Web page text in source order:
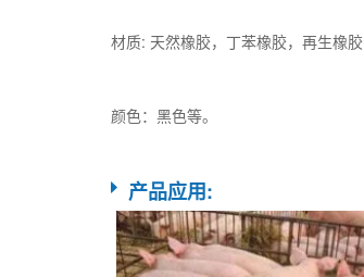
材质: 天然橡胶，丁苯橡胶，再生橡胶
颜色：黑色等。
产品应用: